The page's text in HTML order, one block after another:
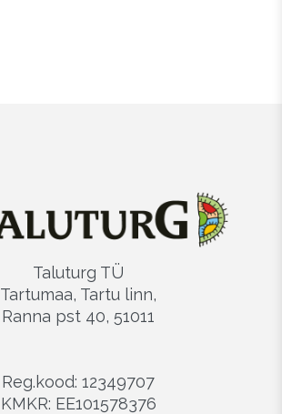
Taluturg TÜ
Tartumaa, Tartu linn,
Ranna pst 40, 51011
Reg.kood: 12349707
KMKR: EE101578376